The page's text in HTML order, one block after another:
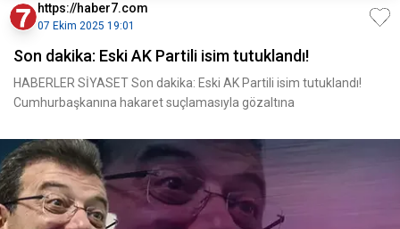
https://haber7.com
07 Ekim 2025 19:01
Son dakika: Eski AK Partili isim tutuklandı!
HABERLER SİYASET Son dakika: Eski AK Partili isim tutuklandı!
Cumhurbaşkanına hakaret suçlamasıyla gözaltına